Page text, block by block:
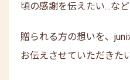
頃の感謝を伝えたい…など
贈られる方の想いを、
お伝えさせていただきた